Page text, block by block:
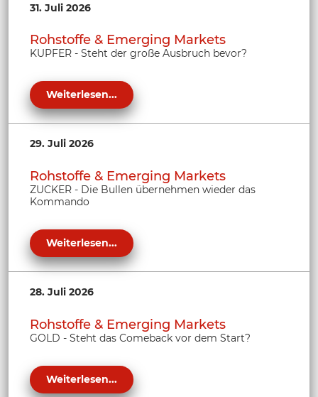
31. Juli 2026
Rohstoffe & Emerging Markets
KUPFER - Steht der große Ausbruch bevor?
Weiterlesen...
29. Juli 2026
Rohstoffe & Emerging Markets
ZUCKER - Die Bullen übernehmen wieder das
Kommando
Weiterlesen...
28. Juli 2026
Rohstoffe & Emerging Markets
GOLD - Steht das Comeback vor dem Start?
Weiterlesen...